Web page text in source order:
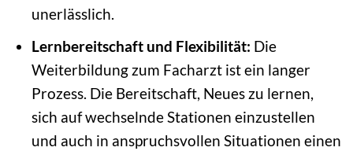
unerlässlich.
Lernbereitschaft und Flexibilität: Die
Weiterbildung zum Facharzt ist ein langer
Prozess. Die Bereitschaft, Neues zu lernen,
sich auf wechselnde Stationen einzustellen
und auch in anspruchsvollen Situationen einen